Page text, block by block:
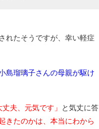
れたそうですが、幸い軽症
島瑠璃子さんの母親が駆け
丈夫、元気です」
と気丈に答
きたのかは、本当にわから